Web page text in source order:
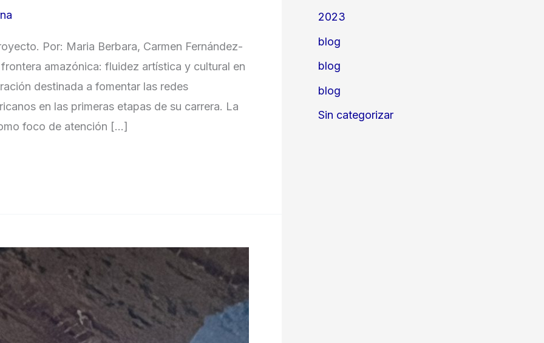
Por: Maria Berbara, Carmen Fernández-
amazónica: fluidez artística y cultural en
destinada a fomentar las redes
en las primeras etapas de su carrera. La
foco de atención […]
2023
blog
blog
blog
Sin categorizar